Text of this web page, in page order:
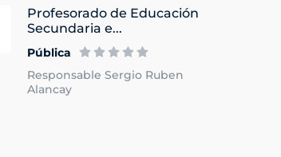
Profesorado de Educación
Secundaria e...
Pública
Responsable Sergio Ruben
Alancay